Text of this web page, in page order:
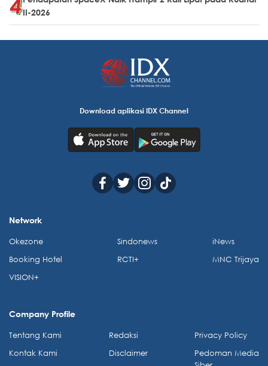
II-2026
Download aplikasi IDX Channel
Network
Okezone
Booking Hotel
VISION+
Sindonews
RCTI+
iNews
MNC Trijaya
Company Profile
Tentang Kami
Kontak Kami
Redaksi
Disclaimer
Privacy Policy
Pedoman Media